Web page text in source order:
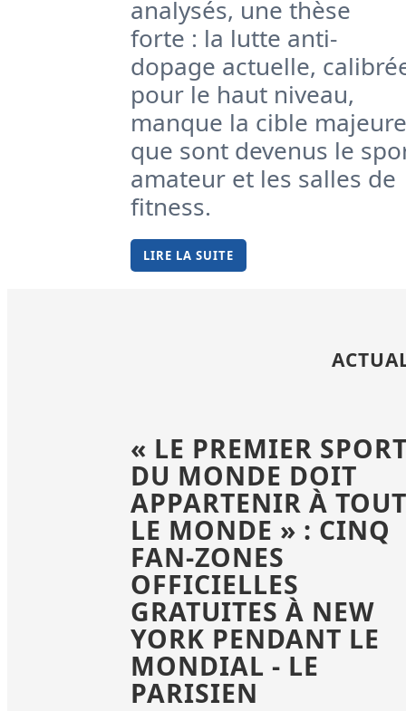
analysés, une thèse
forte : la lutte anti-
dopage actuelle,
pour le haut niveau,
manque la cible majeure
que sont devenus le
amateur et les salles de
fitness.
LIRE LA SUITE
« LE PREMIER
DU MONDE DOIT
APPARTENIR À TOUT
LE MONDE » : CINQ
FAN-ZONES
OFFICIELLES
GRATUITES À NEW
YORK PENDANT LE
MONDIAL - LE
PARISIEN